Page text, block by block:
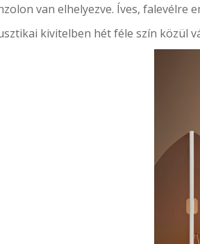
van elhelyezve. Íves, falevélre
kivitelben hét féle szín közül